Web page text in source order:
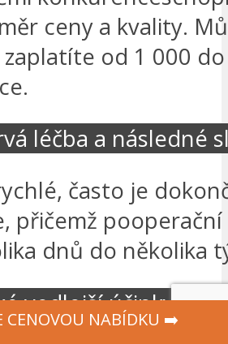
ceny a kvality.
zaplatíte od 1 000
léčba a následné
často je
přičemž
dnů do několika
vedlejší účinky
CENOVOU NABÍDKU ➡️